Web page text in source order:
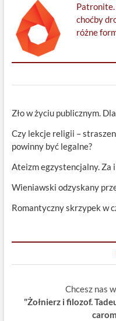
Patronite.
choćby
różne
Zło w życiu publicznym.
Czy lekcje religii –
powinny być legalne?
Ateizm egzystencjalny. Za
Wieniawski odzyskany
Romantyczny skrzypek w
Chcesz nas
"Żołnierz i filozof.